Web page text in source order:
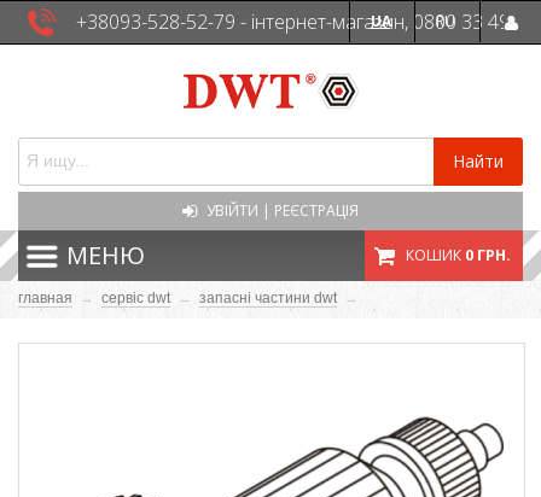
+38093-528-52-79 - інтернет-магазин, 0800 33 49
UA RU
Найти
УВІЙТИ | РЕЄСТРАЦІЯ
МЕНЮ КОШИК 0 ГРН.
главная → сервіс dwt → запасні частини dwt →